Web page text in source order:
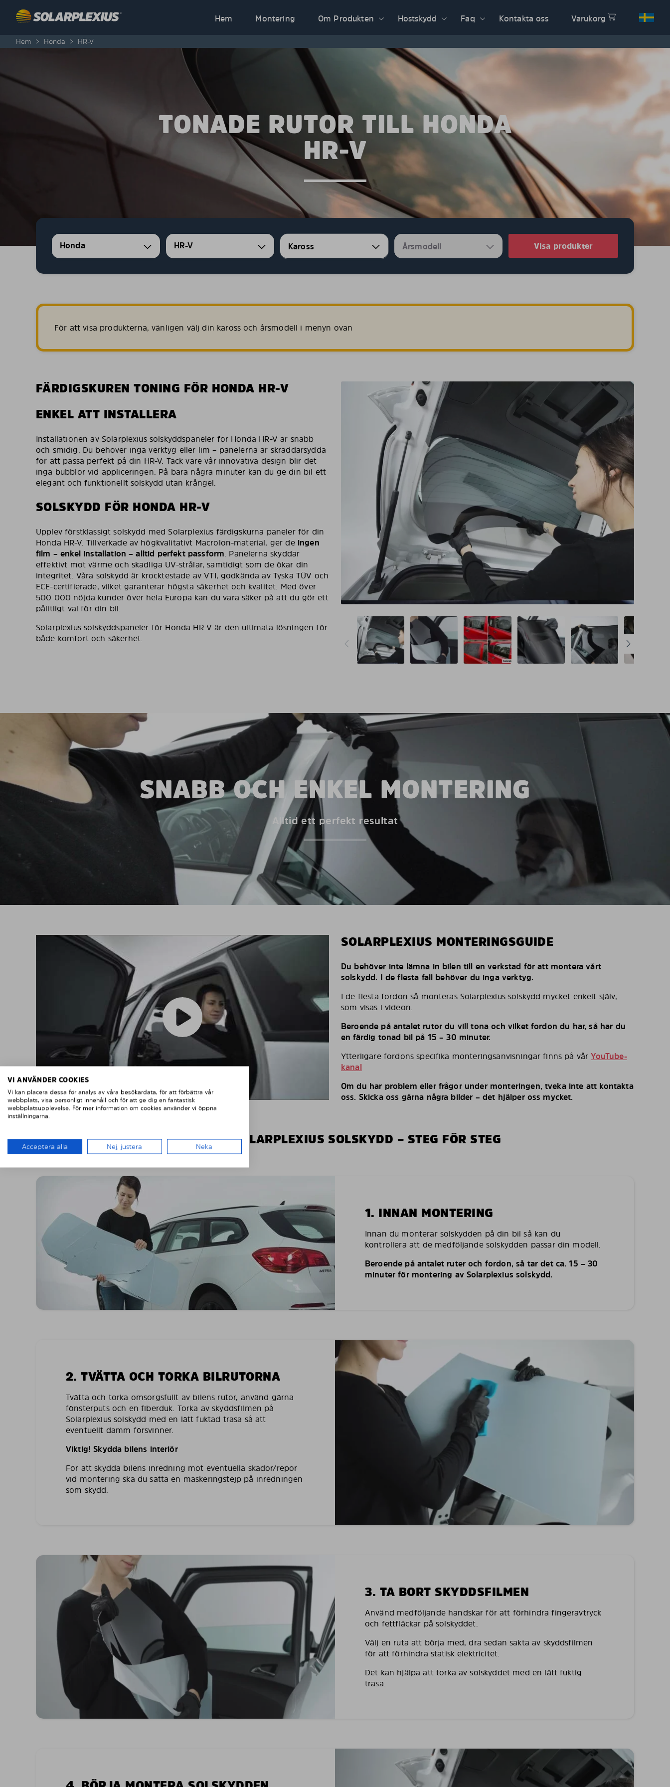
Hem
Montering Om Produkten Hostskydd Faq Kontakta oss Varukorg
Hem > Honda > HR-V
TONADE RUTOR TILL HONDA
HR-V
Honda HR-V Visa produkter
För att visa produkterna, vänligen välj din kaross och årsmodell i menyn ovan
FÄRDIGSKUREN TONING FÖR HONDA HR-V
ENKEL ATT INSTALLERA
Installationen av Solarplexius solskyddspaneler för Honda HR-V är snabb
och smidig. Du behöver inga verktyg eller lim – panelerna är skräddarsydda
för att passa perfekt på din HR-V. Tack vare vår innovativa design blir det
inga bubblor vid appliceringen. På bara några minuter kan du ge din bil ett
elegant och funktionellt solskydd utan krångel.
SOLSKYDD FÖR HONDA HR-V
Upplev förstklassigt solskydd med Solarplexius färdigskurna paneler för din
Honda HR-V. Tillverkade av högkvalitativt Macrolon-material, ger de ingen
film – enkel installation – alltid perfekt passform. Panelerna skyddar
effektivt mot värme och skadliga UV-strålar, samtidigt som de ökar din
integritet. Våra solskydd är krocktestade av VTI, godkända av Tyska TÜV och
ECE-certifierade, vilket garanterar högsta säkerhet och kvalitet. Med över
500 000 nöjda kunder över hela Europa kan du vara säker på att du gör ett
pålitligt val för din bil.
Solarplexius solskyddspaneler för Honda HR-V är den ultimata lösningen för
både komfort och säkerhet.
SNABB OCH ENKEL MONTERING
Alltid ett perfekt resultat
SOLARPLEXIUS MONTERINGSGUIDE
Du behöver inte lämna in bilen till en verkstad för att montera vårt
solskydd. I de flesta fall behöver du inga verktyg.
I de flesta fordon så monteras Solarplexius solskydd mycket enkelt själv,
som visas i videon.
Beroende på antalet rutor du vill tona och vilket fordon du har, så har du
en färdig tonad bil på 15 – 30 minuter.
Ytterligare fordons specifika monteringsanvisningar finns på vårYouTube-
kanal
Om du har problem eller frågor under monteringen, tveka inte att kontakta
oss. Skicka oss gärna några bilder – det hjälper oss mycket.
MONTERING AV SOLARPLEXIUS SOLSKYDD – STEG FÖR STEG
1. INNAN MONTERING
Innan du monterar solskydden på din bil så kan du
kontrollera att de medföljande solskydden passar din modell.
Beroende på antalet ruter och fordon, så tar det ca. 15 – 30
minuter för montering av Solarplexius solskydd.
2. TVÄTTA OCH TORKA BILRUTORNA
Tvätta och torka omsorgsfullt av bilens rutor, använd gärna
fönsterputs och en fiberduk. Torka av skyddsfilmen på
Solarplexius solskydd med en lätt fuktad trasa så att
eventuellt damm försvinner.
Viktig! Skydda bilens interiör
För att skydda bilens inredning mot eventuella skador/repor
vid montering ska du sätta en maskeringstejp på inredningen
som skydd.
3. TA BORT SKYDDSFILMEN
Använd medföljande handskar för att förhindra fingeravtryck
och fettfläckar på solskyddet.
Välj en ruta att börja med, dra sedan sakta av skyddsfilmen
för att förhindra statisk elektricitet.
Det kan hjälpa att torka av solskyddet med en lätt fuktig
trasa.
VI ANVÄNDER COOKIES
Vi kan placera dessa för analys av våra besökardata, för att förbättra vår
webbplats, visa personligt innehåll och för att ge dig en fantastisk
webbplatsupplevelse. För mer information om cookies använder vi öppna
inställningarna.
Acceptera alla Nej, justera Neka